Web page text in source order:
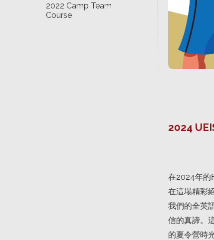
2022 Camp Team
Course
2024
在2024年的
在這場精彩
我們的全英
信的真諦。
的夏令營時光